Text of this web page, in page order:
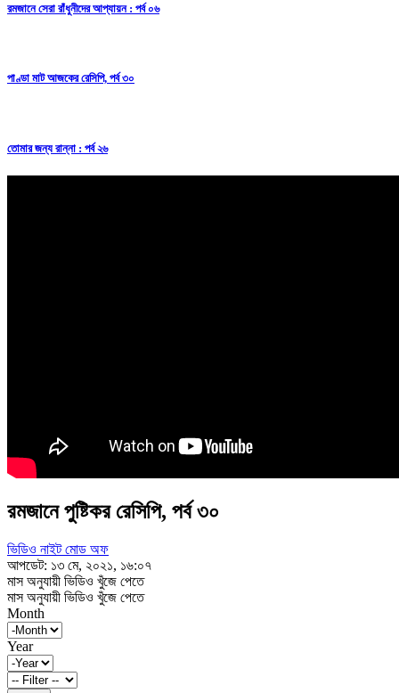
রমজানে সেরা রাঁধুনীদের আপ্যায়ন : পর্ব ০৬
পাণ্ডা মাট আজকের রেসিপি, পর্ব ৩০
তোমার জন্য রান্না : পর্ব ২৬
রমজানে পুষ্টিকর রেসিপি, পর্ব ৩০
ভিডিও নাইট মোড অফ
আপডেট: ১৩ মে, ২০২১, ১৬:০৭
মাস অনুযায়ী ভিডিও খুঁজে পেতে
মাস অনুযায়ী ভিডিও খুঁজে পেতে
Month
Year